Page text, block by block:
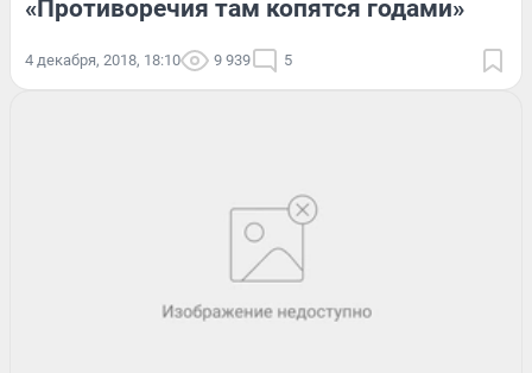
«Противоречия там копятся годами»
4 декабря, 2018, 18:10 9 939 5